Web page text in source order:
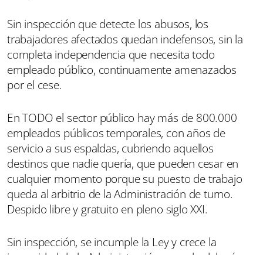
Sin inspección que detecte los abusos, los
trabajadores afectados quedan indefensos, sin la
completa independencia que necesita todo
empleado público, continuamente amenazados
por el cese.
En TODO el sector público hay más de 800.000
empleados públicos temporales, con años de
servicio a sus espaldas, cubriendo aquellos
destinos que nadie quería, que pueden cesar en
cualquier momento porque su puesto de trabajo
queda al arbitrio de la Administración de turno.
Despido libre y gratuito en pleno siglo XXI.
Sin inspección, se incumple la Ley y crece la